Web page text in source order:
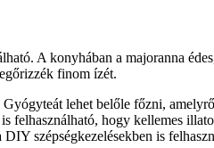
A konyhában a majoranna
finom ízét.
lehet belőle főzni,
felhasználható, hogy kellemes
szépségkezelésekben is